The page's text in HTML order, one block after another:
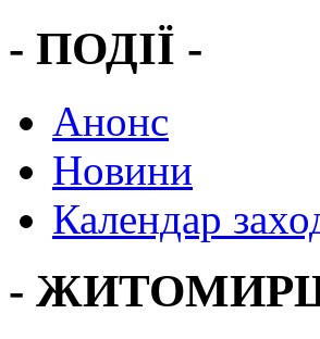
- ПОДІЇ -
Анонс
Новини
Календар
-